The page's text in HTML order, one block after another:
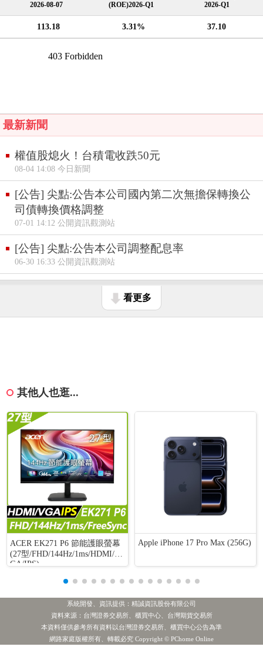
2026-08-07
(ROE)2026-Q1
2026-Q1
113.18 3.31% 37.10
最新新聞
權值股熄火！台積電收跌50元
08-04 14:08 今日新聞
[公告] 尖點:公告本公司國內第二次無擔保轉換公
司債轉換價格調整
07-01 14:12 公開資訊觀測站
[公告] 尖點:公告本公司調整配息率
06-30 16:33 公開資訊觀測站
看更多
其他人也逛...
ACER EK271 P6 節能護眼螢幕
(27型/FHD/144Hz/1ms/HDMI/V
GA/IPS)
Apple iPhone 17 Pro Max (256G)
系統開發、資訊提供：精誠資訊股份有限公司
資料來源：台灣證券交易所、櫃買中心、台灣期貨交易所
本資料僅供參考所有資料以台灣證券交易所、櫃買中心公告為準
網路家庭版權所有、轉載必究 Copyright © PChome Online
1.世 界 2.聯 電 3.富邦金 4.中美晶